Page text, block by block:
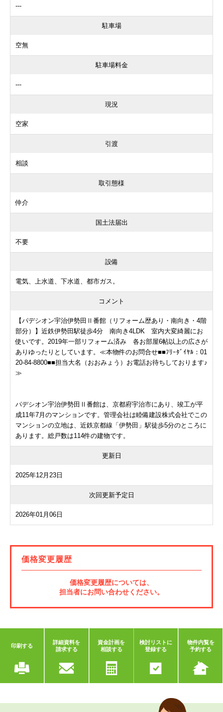
---
駐車場
空無
駐車場料金
---
現況
空家
引渡
相談
取引態様
仲介
国土法届出
不要
設備
電気、上水道、下水道、都市ガス。
コメント
【パデシオン宇治伊勢田Ⅱ番館（リフォーム歴あり・南向き・4階
部分）】近鉄伊勢田駅徒歩4分 南向き4LDK 室内大変綺麗にお
使いです。2019年一部リフォーム済み 各お部屋6帖以上の広さが
ありゆったりとしています。≪本物件のお問合せ■■ﾌﾘｰﾀﾞｲﾔﾙ：01
20-84-8800■■担当大名（おおみょう）お電話お待ちしております♪
≫
パデシオン宇治伊勢田Ⅱ番館は、京都府宇治市にあり、竣工が平
成11年7月のマンションです。管理会社は睦備建設株式会社でこの
マンションの立地は、近鉄京都線「伊勢田」駅徒歩5分のところに
あります。総戸数は114件の建物です。
更新日
2025年12月23日
次回更新予定日
2026年01月06日
価格変更履歴
価格変更履歴については、
担当者にお問い合わせください。
印刷する
詳細資料を
請求する
資金計画を
相談する
検討リストに
登録する
物件内覧を
予約する